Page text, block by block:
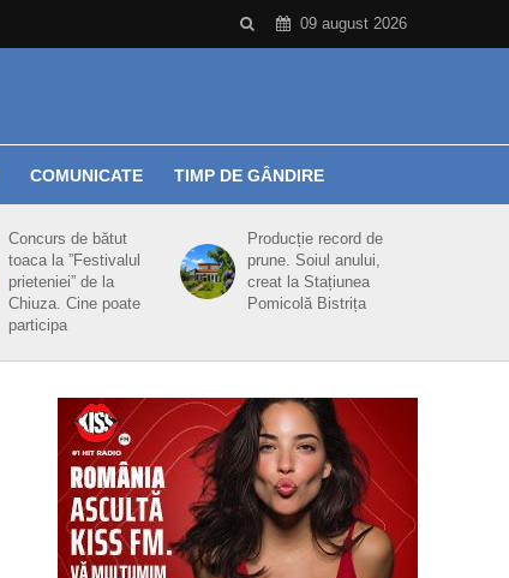
09 august 2026
COMUNICATE TIMP DE GÂNDIRE
Concurs de bătut
toaca la ”Festivalul
prieteniei” de la
Chiuza. Cine poate
participa
Producție record de
prune. Soiul anului,
creat la Stațiunea
Pomicolă Bistrița